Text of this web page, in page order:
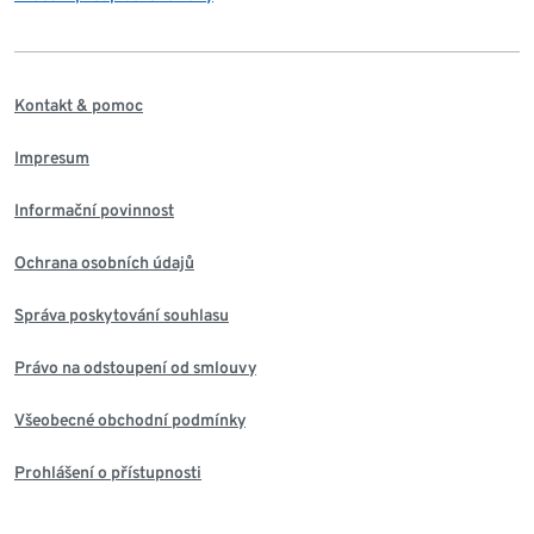
Kontakt & pomoc
Impresum
Informační povinnost
Ochrana osobních údajů
Správa poskytování souhlasu
Právo na odstoupení od smlouvy
Všeobecné obchodní podmínky
Prohlášení o přístupnosti